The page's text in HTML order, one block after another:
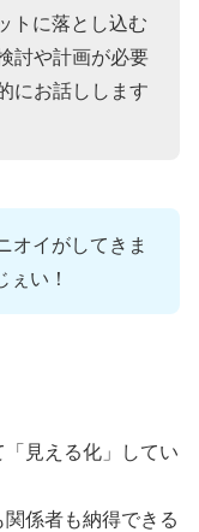
トに落とし込む
討や計画が必要
にお話しします
オイがしてきま
ぇい！
見える化」してい
係者も納得できる